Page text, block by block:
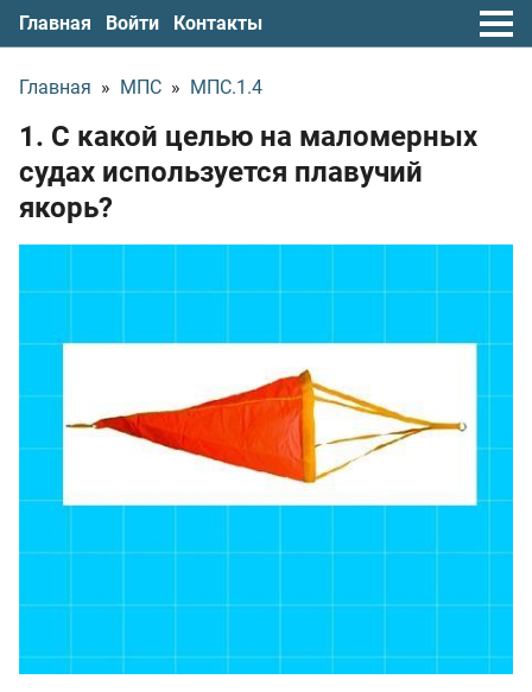
Главная Войти Контакты
Главная » МПС » МПС.1.4
1. С какой целью на маломерных
судах используется плавучий
якорь?